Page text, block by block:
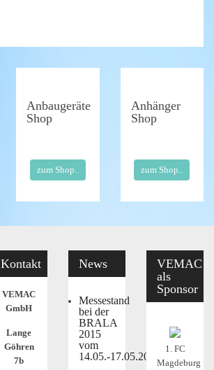
Anbaugeräte
Shop
zum Shop..
Anhänger
Shop
zum Shop..
Kontakt
VEMAC
GmbH
Lange
Göhren
7b
News
Messestand
bei der
BRALA
2015
vom
14.05.-17.05.2015
VEMAC
als
Sponsor
1. FC
Magdeburg